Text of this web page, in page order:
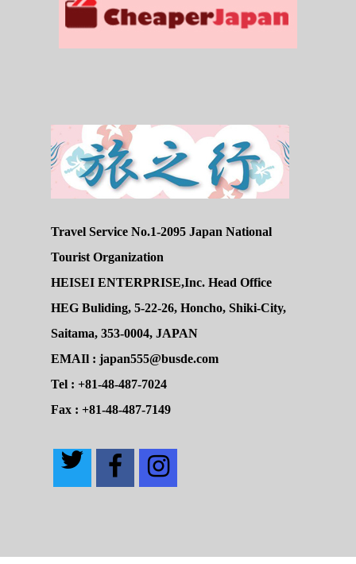
Travel Service No.1-2095 Japan National
Tourist Organization
HEISEI ENTERPRISE,Inc. Head Office
HEG Buliding, 5-22-26, Honcho, Shiki-City,
Saitama, 353-0004, JAPAN
EMAIl : japan555@busde.com
Tel : +81-48-487-7024
Fax : +81-48-487-7149